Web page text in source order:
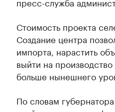
Стоимость проекта
Создание центра
импорта, нарастить
выйти на
больше нынешнего
По словам